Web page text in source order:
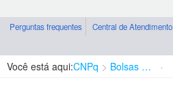
Perguntas frequentes Central de Atendimento
Você está aqui:CNPq Bolsas e Auxílios Vigentes